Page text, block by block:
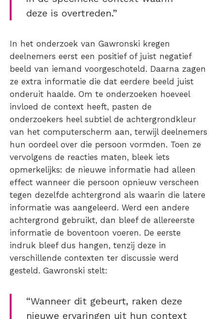
deze is overtreden.”
In het onderzoek van Gawronski kregen
deelnemers eerst een positief of juist negatief
beeld van iemand voorgeschoteld. Daarna zagen
ze extra informatie die dat eerdere beeld juist
onderuit haalde. Om te onderzoeken hoeveel
invloed de context heeft, pasten de
onderzoekers heel subtiel de achtergrondkleur
van het computerscherm aan, terwijl deelnemers
hun oordeel over die persoon vormden. Toen ze
vervolgens de reacties maten, bleek iets
opmerkelijks: de nieuwe informatie had alleen
effect wanneer die persoon opnieuw verscheen
tegen dezelfde achtergrond als waarin die latere
informatie was aangeleerd. Werd een andere
achtergrond gebruikt, dan bleef de allereerste
informatie de boventoon voeren. De eerste
indruk bleef dus hangen, tenzij deze in
verschillende contexten ter discussie werd
gesteld. Gawronski stelt:
“Wanneer dit gebeurt, raken deze
nieuwe ervaringen uit hun context